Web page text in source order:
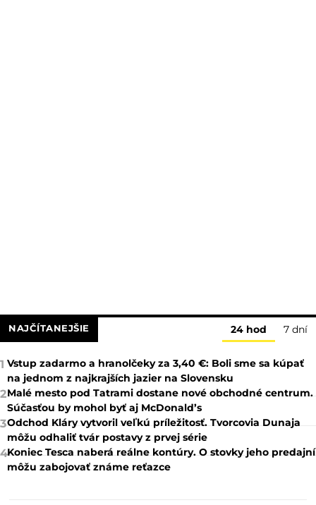
NAJČÍTANEJŠIE 24 hod 7 dní
1 Vstup zadarmo a hranolčeky za 3,40 €: Boli sme sa kúpať
na jednom z najkrajších jazier na Slovensku
2Malé mesto pod Tatrami dostane nové obchodné centrum.
Súčasťou by mohol byť aj McDonald’s
3Odchod Kláry vytvoril veľkú príležitosť. Tvorcovia Dunaja
môžu odhaliť tvár postavy z prvej série
4Koniec Tesca naberá reálne kontúry. O stovky jeho predajní
môžu zabojovať známe reťazce